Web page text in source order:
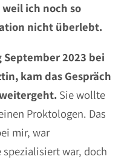
ich noch so
nicht überlebt.
2023 bei
kam das Gespräch
Sie wollte
Proktologen. Das
mir, war
spezialisiert war, doch